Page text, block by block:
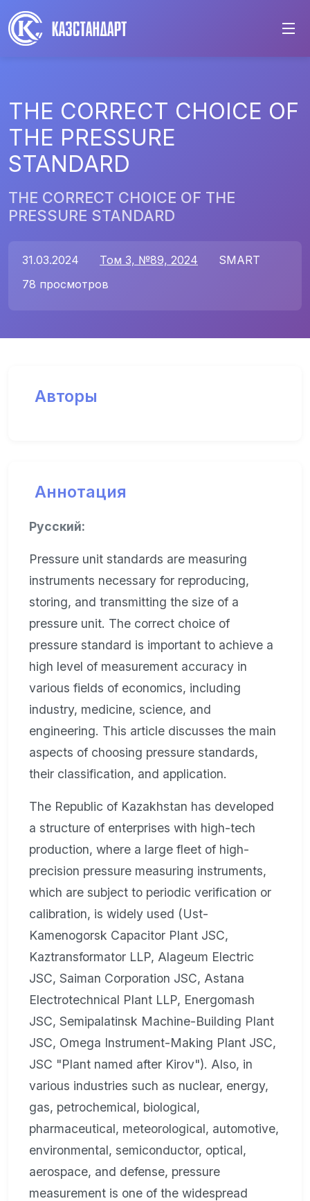
THE CORRECT CHOICE OF
THE PRESSURE
STANDARD
THE CORRECT CHOICE OF THE
PRESSURE STANDARD
31.03.2024 Том 3, №89, 2024
SMART
78 просмотров
Авторы
Аннотация
Русский:
Pressure unit standards are measuring
instruments necessary for reproducing,
storing, and transmitting the size of a
pressure unit. The correct choice of
pressure standard is important to achieve a
high level of measurement accuracy in
various fields of economics, including
industry, medicine, science, and
engineering. This article discusses the main
aspects of choosing pressure standards,
their classification, and application.
The Republic of Kazakhstan has developed
a structure of enterprises with high-tech
production, where a large fleet of high-
precision pressure measuring instruments,
which are subject to periodic verification or
calibration, is widely used (Ust-
Kamenogorsk Capacitor Plant JSC,
Kaztransformator LLP, Alageum Electric
JSC, Saiman Corporation JSC, Astana
Electrotechnical Plant LLP, Energomash
JSC, Semipalatinsk Machine-Building Plant
JSC, Omega Instrument-Making Plant JSC,
JSC "Plant named after Kirov"). Also, in
various industries such as nuclear, energy,
gas, petrochemical, biological,
pharmaceutical, meteorological, automotive,
environmental, semiconductor, optical,
aerospace, and defense, pressure
measurement is one of the widespread